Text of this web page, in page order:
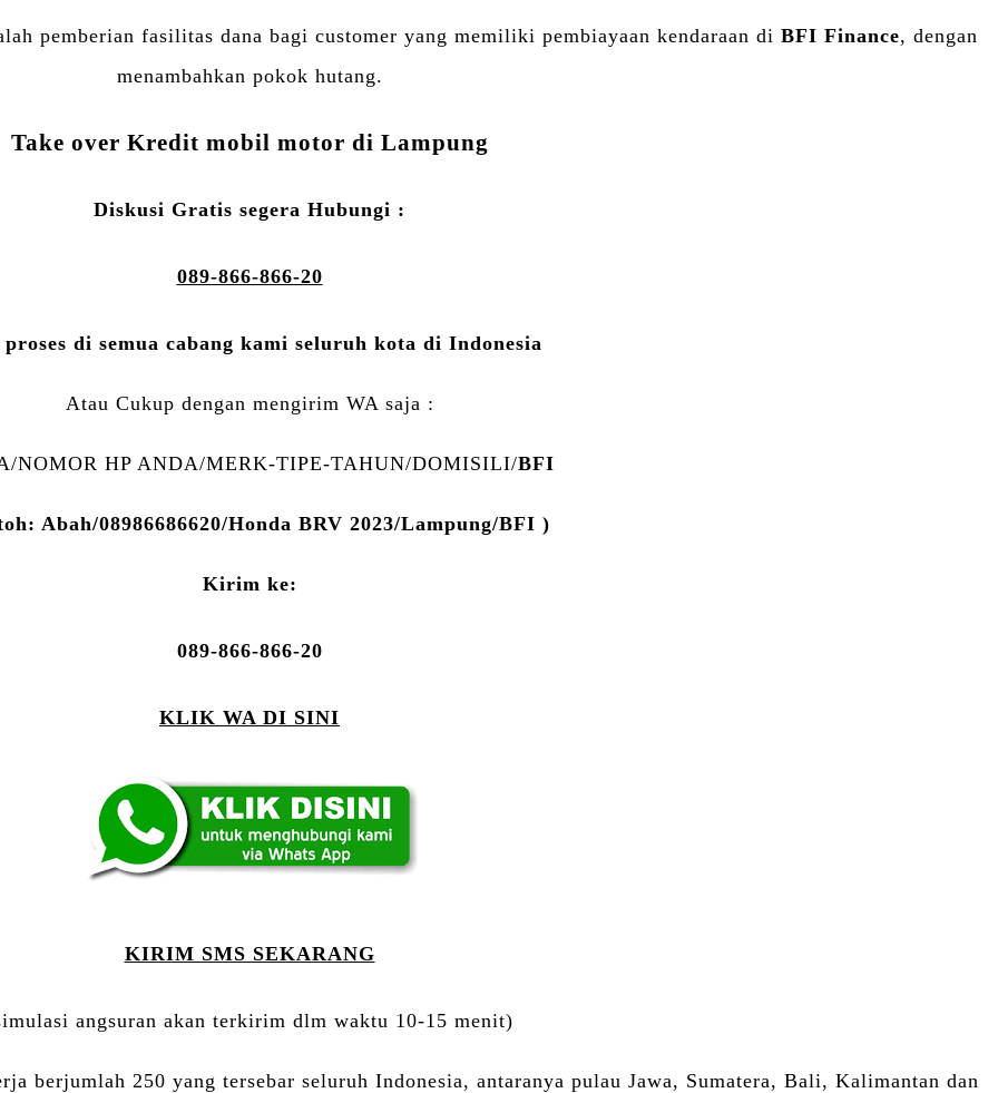
pemberian fasilitas dana bagi customer yang memiliki pembiayaan kendaraan di BFI Finance, dengan
menambahkan pokok hutang.
Take over Kredit mobil motor di Lampung
Diskusi Gratis segera Hubungi :
089-866-866-20
proses di semua cabang kami seluruh kota di Indonesia
Atau Cukup dengan mengirim WA saja :
NOMOR HP ANDA/MERK-TIPE-TAHUN/DOMISILI/BFI
Abah/08986686620/Honda BRV 2023/Lampung/BFI )
Kirim ke:
089-866-866-20
KLIK WA DI SINI
KIRIM SMS SEKARANG
angsuran akan terkirim dlm waktu 10-15 menit)
berjumlah 250 yang tersebar seluruh Indonesia, antaranya pulau Jawa, Sumatera, Bali, Kalimantan dan